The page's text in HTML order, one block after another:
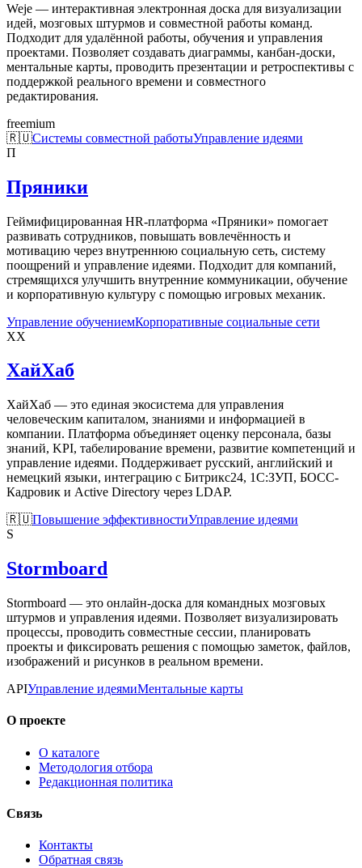
Weje — интерактивная электронная доска для визуализации
идей, мозговых штурмов и совместной работы команд.
Подходит для удалённой работы, обучения и управления
проектами. Позволяет создавать диаграммы, канбан-доски,
ментальные карты, проводить презентации и ретроспективы с
поддержкой реального времени и совместного
редактирования.
freemium
🇷🇺Системы совместной работыУправление идеями
П
Пряники
Геймифицированная HR-платформа «Пряники» помогает
развивать сотрудников, повышать вовлечённость и
мотивацию через внутреннюю социальную сеть, систему
поощрений и управление идеями. Подходит для компаний,
стремящихся улучшить внутренние коммуникации, обучение
и корпоративную культуру с помощью игровых механик.
Управление обучениемКорпоративные социальные сети
ХХ
ХайХаб
ХайХаб — это единая экосистема для управления
человеческим капиталом, знаниями и информацией в
компании. Платформа объединяет оценку персонала, базы
знаний, KPI, табелирование времени, развитие компетенций и
управление идеями. Поддерживает русский, английский и
немецкий языки, интеграцию с Битрикс24, 1С:ЗУП, БОСС-
Кадровик и Active Directory через LDAP.
🇷🇺Повышение эффективностиУправление идеями
S
Stormboard
Stormboard — это онлайн-доска для командных мозговых
штурмов и управления идеями. Позволяет визуализировать
процессы, проводить совместные сессии, планировать
проекты и фиксировать решения с помощью заметок, файлов,
изображений и рисунков в реальном времени.
APIУправление идеямиМентальные карты
О проекте
О каталоге
Методология отбора
Редакционная политика
Связь
Контакты
Обратная связь